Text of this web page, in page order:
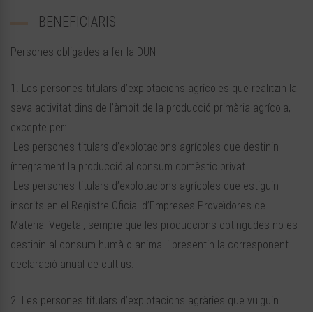
BENEFICIARIS
Persones obligades a fer la DUN
1. Les persones titulars d’explotacions agrícoles que realitzin la
seva activitat dins de l’àmbit de la producció primària agrícola,
excepte per:
-Les persones titulars d’explotacions agrícoles que destinin
íntegrament la producció al consum domèstic privat.
-Les persones titulars d’explotacions agrícoles que estiguin
inscrits en el Registre Oficial d’Empreses Proveïdores de
Material Vegetal, sempre que les produccions obtingudes no es
destinin al consum humà o animal i presentin la corresponent
declaració anual de cultius.
2. Les persones titulars d’explotacions agràries que vulguin